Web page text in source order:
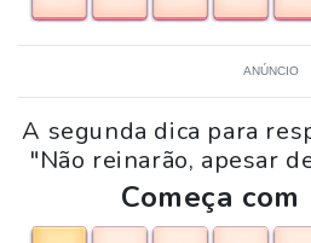
ANÚNCIO
A segunda dica para
"Não reinarão, apesar
Começa